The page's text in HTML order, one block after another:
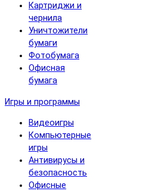
Картриджи и
чернила
Уничтожители
бумаги
Фотобумага
Офисная
бумага
Игры и программы
Видеоигры
Компьютерные
игры
Антивирусы и
безопасность
Офисные